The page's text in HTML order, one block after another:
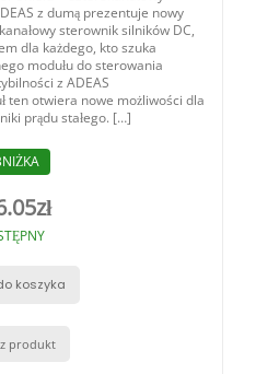
z dumą prezentuje nowy
sterownik silników DC,
dla każdego, kto szuka
modułu do sterowania
z ADEAS
ten otwiera nowe możliwości dla
prądu stałego. […]
zł
koszyka
produkt